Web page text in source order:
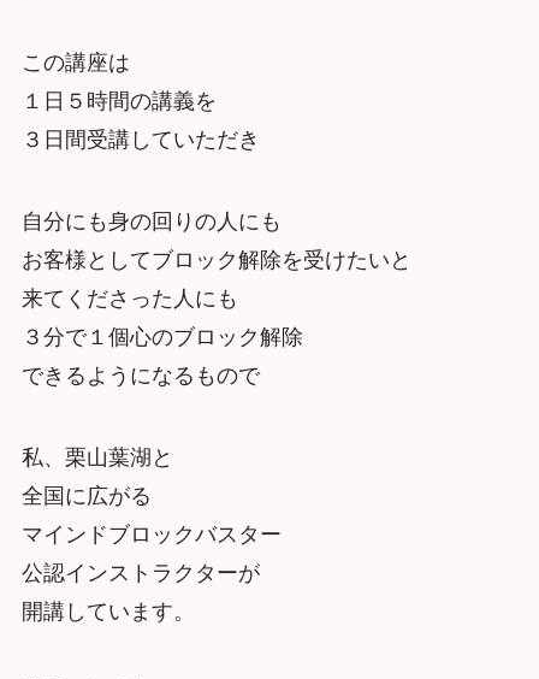
この講座は
１日５時間の講義を
３日間受講していただき
自分にも身の回りの人にも
お客様としてブロック解除を受けたいと
来てくださった人にも
３分で１個心のブロック解除
できるようになるもので
私、栗山葉湖と
全国に広がる
マインドブロックバスター
公認インストラクターが
開講しています。